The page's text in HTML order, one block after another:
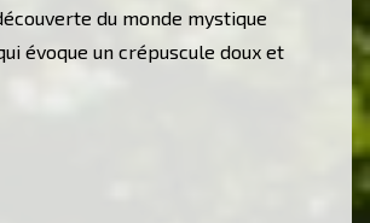
du monde mystique
évoque un crépuscule doux et